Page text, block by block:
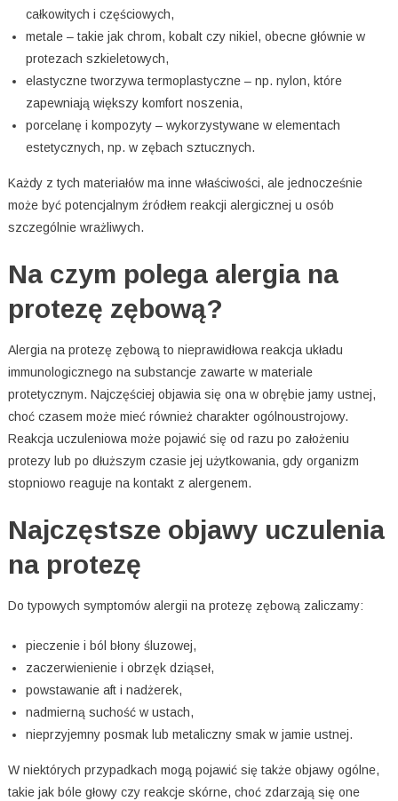
całkowitych i częściowych,
metale – takie jak chrom, kobalt czy nikiel, obecne głównie w
protezach szkieletowych,
elastyczne tworzywa termoplastyczne – np. nylon, które
zapewniają większy komfort noszenia,
porcelanę i kompozyty – wykorzystywane w elementach
estetycznych, np. w zębach sztucznych.
Każdy z tych materiałów ma inne właściwości, ale jednocześnie
może być potencjalnym źródłem reakcji alergicznej u osób
szczególnie wrażliwych.
Na czym polega alergia na
protezę zębową?
Alergia na protezę zębową to nieprawidłowa reakcja układu
immunologicznego na substancje zawarte w materiale
protetycznym. Najczęściej objawia się ona w obrębie jamy ustnej,
choć czasem może mieć również charakter ogólnoustrojowy.
Reakcja uczuleniowa może pojawić się od razu po założeniu
protezy lub po dłuższym czasie jej użytkowania, gdy organizm
stopniowo reaguje na kontakt z alergenem.
Najczęstsze objawy uczulenia
na protezę
Do typowych symptomów alergii na protezę zębową zaliczamy:
pieczenie i ból błony śluzowej,
zaczerwienienie i obrzęk dziąseł,
powstawanie aft i nadżerek,
nadmierną suchość w ustach,
nieprzyjemny posmak lub metaliczny smak w jamie ustnej.
W niektórych przypadkach mogą pojawić się także objawy ogólne,
takie jak bóle głowy czy reakcje skórne, choć zdarzają się one